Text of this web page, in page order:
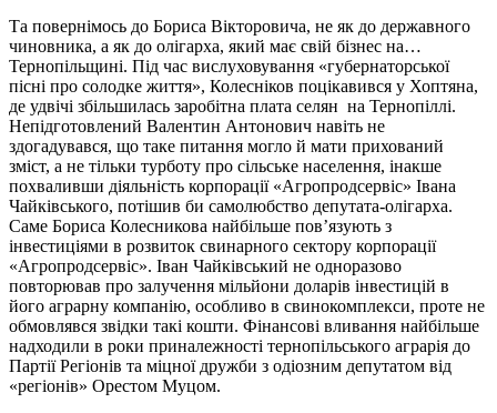
Та повернімось до Бориса Вікторовича, не як до державного
чиновника, а як до олігарха, який має свій бізнес на…
Тернопільщині. Під час вислуховування «губернаторської
пісні про солодке життя», Колесніков поцікавився у Хоптяна,
де удвічі збільшилась заробітна плата селян на Тернопіллі.
Непідготовлений Валентин Антонович навіть не
здогадувався, що таке питання могло й мати прихований
зміст, а не тільки турботу про сільське населення, інакше
похваливши діяльність корпорації «Агропродсервіс» Івана
Чайківського, потішив би самолюбство депутата-олігарха.
Саме Бориса Колесникова найбільше пов’язують з
інвестиціями в розвиток свинарного сектору корпорації
«Агропродсервіс». Іван Чайківський не одноразово
повторював про залучення мільйони доларів інвестицій в
його аграрну компанію, особливо в свинокомплекси, проте не
обмовлявся звідки такі кошти. Фінансові вливання найбільше
надходили в роки приналежності тернопільського аграрія до
Партії Регіонів та міцної дружби з одіозним депутатом від
«регіонів» Орестом Муцом.